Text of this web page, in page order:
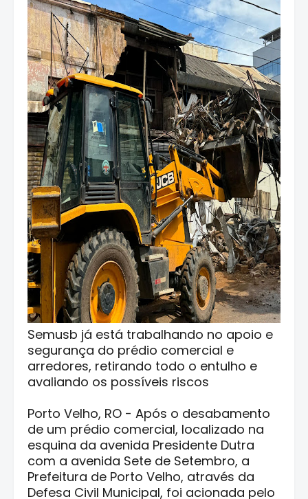
Semusb já está trabalhando no apoio e
segurança do prédio comercial e
arredores, retirando todo o entulho e
avaliando os possíveis riscos
Porto Velho, RO - Após o desabamento
de um prédio comercial, localizado na
esquina da avenida Presidente Dutra
com a avenida Sete de Setembro, a
Prefeitura de Porto Velho, através da
Defesa Civil Municipal, foi acionada pelo